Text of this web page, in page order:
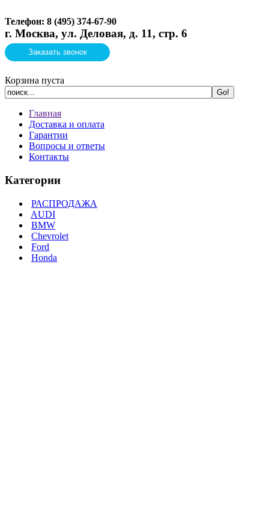
Телефон: 8 (495) 374-67-90
г. Москва, ул. Деловая, д. 11, стр. 6
Заказать звонок
Корзина пуста
Главная
Доставка и оплата
Гарантии
Вопросы и ответы
Контакты
Категории
РАСПРОДАЖА
AUDI
BMW
Chevrolet
Ford
Honda